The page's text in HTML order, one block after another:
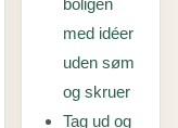
boligen
med idéer
uden søm
og skruer
Tag ud og